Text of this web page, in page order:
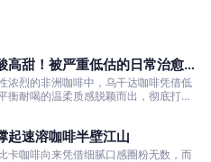
高甜！被严重低估的日常治愈口
浓烈的非洲咖啡中，乌干达咖啡凭借低
衡耐喝的温柔质感脱颖而出，彻底打破
起速溶咖啡半壁江山
卡咖啡向来凭借细腻口感圈粉无数，而